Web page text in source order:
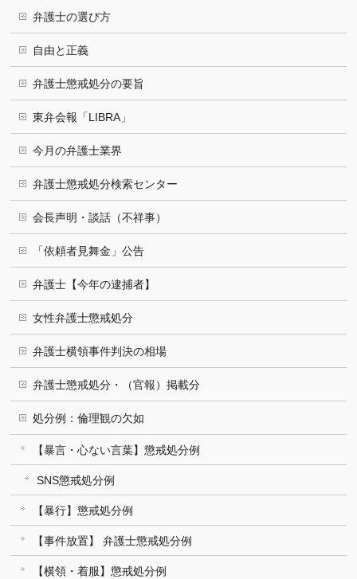
弁護士の選び方
自由と正義
弁護士懲戒処分の要旨
東弁会報「LIBRA」
今月の弁護士業界
弁護士懲戒処分検索センター
会長声明・談話（不祥事）
「依頼者見舞金」公告
弁護士【今年の逮捕者】
女性弁護士懲戒処分
弁護士横領事件判決の相場
弁護士懲戒処分・（官報）掲載分
処分例：倫理観の欠如
【暴言・心ない言葉】懲戒処分例
SNS懲戒処分例
【暴行】懲戒処分例
【事件放置】 弁護士懲戒処分例
【横領・着服】懲戒処分例